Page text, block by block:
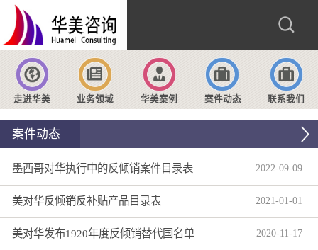
走进华美 业务领域 华美案例 案件动态 联系我们
案件动态
墨西哥对华执行中的反倾销案件目录表 2022-09-09
美对华反倾销反补贴产品目录表 2021 -01 -01
美对华发布1920年度反倾销替代国名单 2020-11 -17